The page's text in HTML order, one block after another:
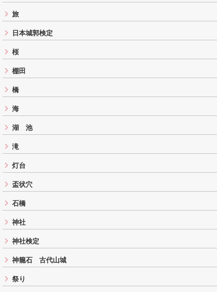
旅
日本城郭検定
桜
棚田
橋
海
湖 池
滝
灯台
盃状穴
石橋
神社
神社検定
神籠石 古代山城
祭り